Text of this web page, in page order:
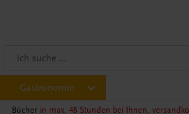
Gastronomie
Bücher in max. 48 Stunden bei Ihnen,